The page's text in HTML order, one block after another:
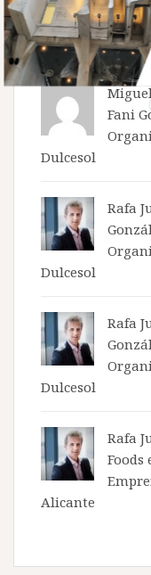
Rafael
Fani
Dulcesol
Rafa
Dulcesol
Rafa
Dulcesol
Rafa
Foods
Alicante